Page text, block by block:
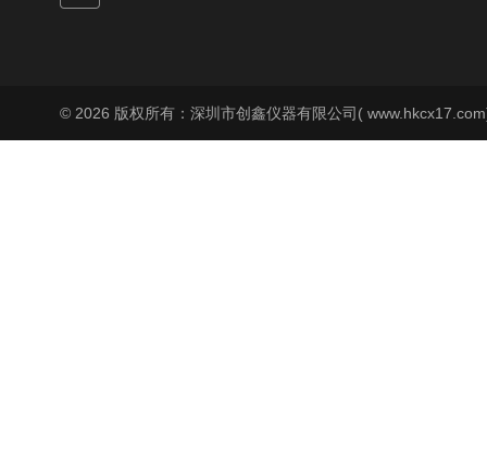
© 2026 版权所有：深圳市创鑫仪器有限公司(